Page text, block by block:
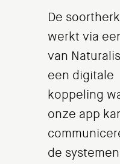
De
werkt via
van
een digitale
koppeling
onze app
de